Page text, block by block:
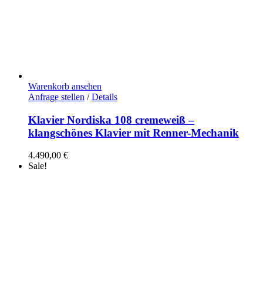
Warenkorb ansehen
Anfrage stellen / Details
Klavier Nordiska 108 cremeweiß –
klangschönes Klavier mit Renner-Mechanik
4.490,00 €
Sale!